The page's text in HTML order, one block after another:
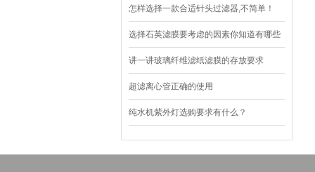
以下几个方面？
怎样选择一款合适针头过滤器,不简单！
选择石英滤膜要考虑的因素你知道有哪些
吗？
讲一讲玻璃纤维滤纸滤膜的存放要求
超滤离心管正确的使用
纯水机紫外灯选购要求有什么？